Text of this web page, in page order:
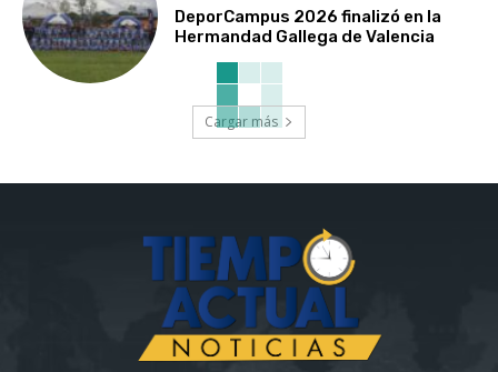
DeporCampus 2026 finalizó en la
Hermandad Gallega de Valencia
Cargar más